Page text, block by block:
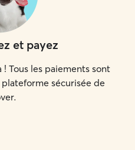
et payez
Tous les paiements sont
sécurisée de